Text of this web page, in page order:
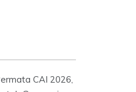
CAI 2026,